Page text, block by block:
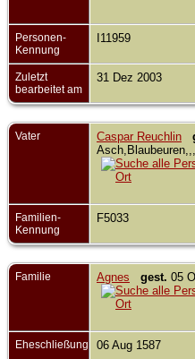
Personen-
Kennung
I11959
Zuletzt
bearbeitet am
31 Dez 2003
Vater Caspar Reuchlin
Familien-
Kennung
F5033
Familie Agnes gest. 05
Eheschließung 06 Aug 1587